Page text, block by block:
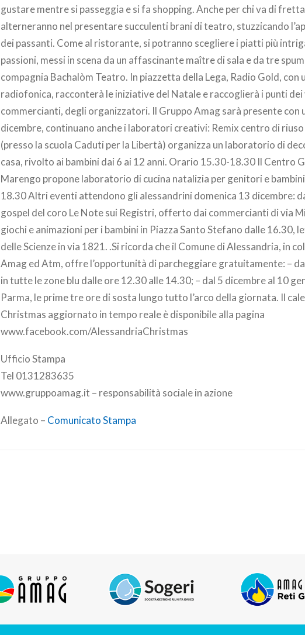
gustare mentre si passeggia e si fa shopping. Anche per chi va di
alterneranno nel presentare succulenti brani di teatro, stuzzicando
dei passanti. Come al ristorante, si potranno scegliere i piatti più
passioni, messi in scena da un affascinante maître di sala e da tre
compagnia Bachalòm Teatro. In piazzetta della Lega, Radio Gold,
radiofonica, racconterà le iniziative del Natale e raccoglierà i punti
commercianti, degli organizzatori. Il Gruppo Amag sarà presente con
dicembre, continuano anche i laboratori creativi: Remix centro di
(presso la scuola Caduti per la Libertà) organizza un laboratorio di
casa, rivolto ai bambini dai 6 ai 12 anni. Orario 15.30-18.30 Il Centro
Marengo propone laboratorio di cucina natalizia per genitori e
18.30 Altri eventi attendono gli alessandrini domenica 13 dicembre:
gospel del coro Le Note sui Registri, offerto dai commercianti di via
giochi e animazioni per i bambini in Piazza Santo Stefano dalle 16.30,
delle Scienze in via 1821. .Si ricorda che il Comune di Alessandria, in
Amag ed Atm, offre l’opportunità di parcheggiare gratuitamente: –
in tutte le zone blu dalle ore 12.30 alle 14.30; – dal 5 dicembre al 10
Parma, le prime tre ore di sosta lungo tutto l’arco della giornata. Il
Christmas aggiornato in tempo reale è disponibile alla pagina
www.facebook.com/AlessandriaChristmas
Ufficio Stampa
Tel 0131283635
www.gruppoamag.it – responsabilità sociale in azione
Allegato – Comunicato Stampa